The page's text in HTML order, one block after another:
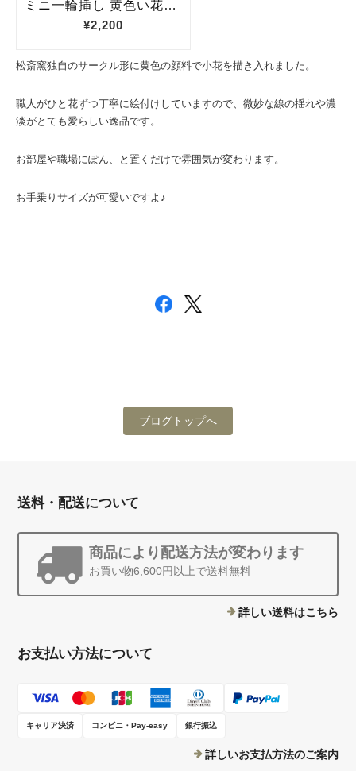
松斎窯独自のサークル形に黄色の顔料で小花を描き入れました。
職人がひと花ずつ丁寧に絵付けしていますので、微妙な線の揺れや濃
淡がとても愛らしい逸品です。
お部屋や職場にぽん、と置くだけで雰囲気が変わります。
お手乗りサイズが可愛いですよ♪
ブログトップへ
送料・配送について
商品により配送方法が変わります
お買い物6,600円以上で送料無料
詳しい送料はこちら
お支払い方法について
キャリア決済 コンビニ・Pay-easy 銀行振込
詳しいお支払方法のご案内